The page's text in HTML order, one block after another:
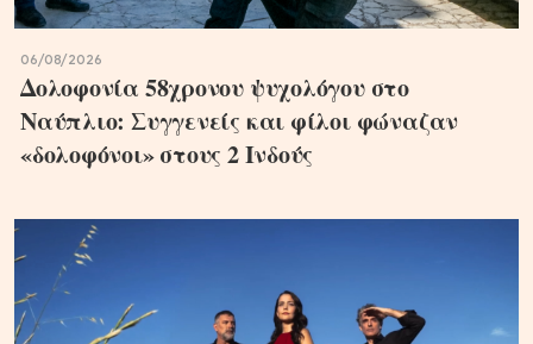
06/08/2026
Δολοφονία 58χρονου ψυχολόγου στο
Ναύπλιο: Συγγενείς και φίλοι φώναζαν
«δολοφόνοι» στους 2 Ινδούς